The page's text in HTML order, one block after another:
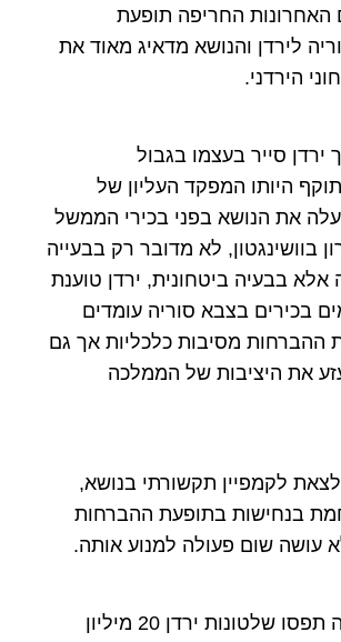
האחרונות החריפה תופעת
לירדן והנושא מדאיג מאוד את
הירדני.
סייר בעצמו בגבול
היותו המפקד העליון של
את הנושא בפני בכירי הממשל
בוושינגטון, לא מדובר רק בבעייה
אלא בבעיה ביטחונית, ירדן טוענת
בכירים בצבא סוריה עומדים
ההברחות מסיבות כלכליות אך גם
את היציבות של הממלכה
לקמפיין תקשורתי בנושא,
בנחישות בתופעת ההברחות
עושה שום פעולה למנוע אותה.
מתחילת השנה תפסו שלטונות ירדן 20 מיליון